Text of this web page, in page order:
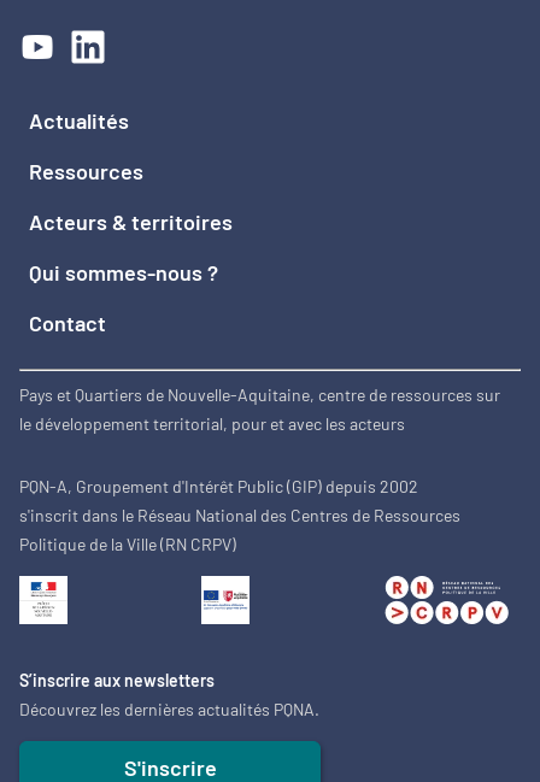
Actualités
Ressources
Acteurs & territoires
Qui sommes-nous ?
Contact
Pays et Quartiers de Nouvelle-Aquitaine, centre de ressources sur
le développement territorial, pour et avec les acteurs
PQN-A, Groupement d'Intérêt Public (GIP) depuis 2002
s'inscrit dans le Réseau National des Centres de Ressources
Politique de la Ville (RN CRPV)
S’inscrire aux newsletters
Découvrez les dernières actualités PQNA.
S'inscrire